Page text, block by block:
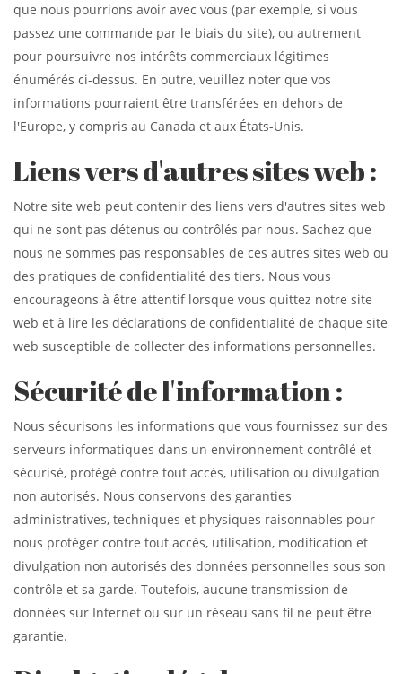
que nous pourrions avoir avec vous (par exemple, si vous
passez une commande par le biais du site), ou autrement
pour poursuivre nos intérêts commerciaux légitimes
énumérés ci-dessus. En outre, veuillez noter que vos
informations pourraient être transférées en dehors de
l'Europe, y compris au Canada et aux États-Unis.
Liens vers d'autres sites web :
Notre site web peut contenir des liens vers d'autres sites web
qui ne sont pas détenus ou contrôlés par nous. Sachez que
nous ne sommes pas responsables de ces autres sites web ou
des pratiques de confidentialité des tiers. Nous vous
encourageons à être attentif lorsque vous quittez notre site
web et à lire les déclarations de confidentialité de chaque site
web susceptible de collecter des informations personnelles.
Sécurité de l'information :
Nous sécurisons les informations que vous fournissez sur des
serveurs informatiques dans un environnement contrôlé et
sécurisé, protégé contre tout accès, utilisation ou divulgation
non autorisés. Nous conservons des garanties
administratives, techniques et physiques raisonnables pour
nous protéger contre tout accès, utilisation, modification et
divulgation non autorisés des données personnelles sous son
contrôle et sa garde. Toutefois, aucune transmission de
données sur Internet ou sur un réseau sans fil ne peut être
garantie.